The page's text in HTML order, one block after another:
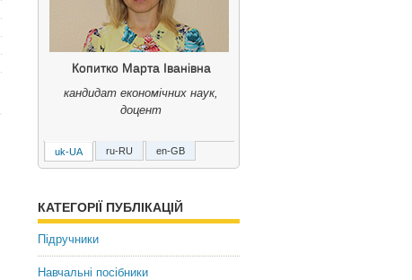
Копитко Марта Іванівна
кандидат економічних наук,
доцент
Копытко Марта Ивановна
Kopytko, Marta Ivanivna
Candidate of Economic
uk-UA ru-RU en-GB
КАТЕГОРІЇ ПУБЛІКАЦІЙ
Підручники
Навчальні посібники